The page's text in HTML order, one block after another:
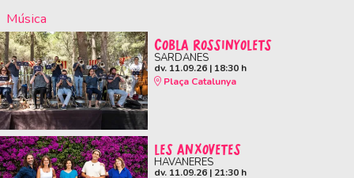
Música
COBLA ROSSINYOLETS
SARDANES
dv. 11.09.26| 18:30 h
Plaça Catalunya
LES ANXOVETES
HAVANERES
dv. 11.09.26| 21:30 h